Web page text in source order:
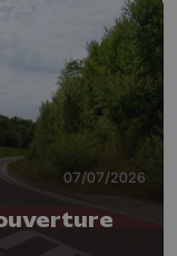
07/07/2026